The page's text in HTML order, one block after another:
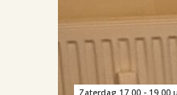
Zaterdag 17.00 - 19.00